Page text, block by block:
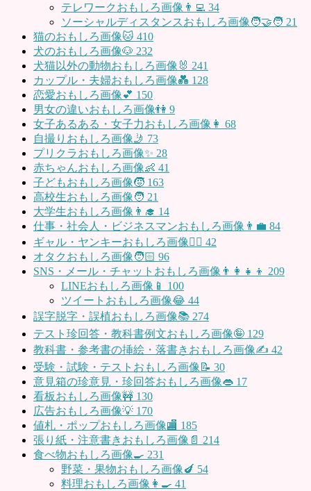
テレワークおもしろ画像👨‍💻 34
ソーシャルディスタンスおもしろ画像🧑‍🤝‍🧑 21
猫のおもしろ画像🐱 410
犬のおもしろ画像🐶 232
犬猫以外の動物おもしろ画像🐰 241
カップル・夫婦おもしろ画像💑 128
恋愛おもしろ画像💕 150
男女の違いおもしろ画像👫 9
女子あるある・女子力おもしろ画像👩 68
自撮りおもしろ画像🤳 73
プリクラおもしろ画像✨ 28
赤ちゃんおもしろ画像👶 41
子どもおもしろ画像🧒 163
高校生おもしろ画像🧑 21
大学生おもしろ画像👨‍🎓 14
仕事・社会人・ビジネスマンおもしろ画像👨‍💼 84
ギャル・ヤンキーおもしろ画像👱‍♀️ 42
オタクおもしろ画像🧑🏻 96
SNS・メール・チャットおもしろ画像👨‍👩‍👧‍👦 209
LINEおもしろ画像📱 100
ツイートおもしろ画像😂 44
誤字脱字・誤植おもしろ画像📚 274
テスト珍回答・教科書例文おもしろ画像🤪 129
教科書・参考書の挿絵・落書きおもしろ画像✍️ 42
受験・試験・テストおもしろ画像📝 30
意見箱の珍意見・珍回答おもしろ画像👄 17
看板おもしろ画像🚧 130
広告おもしろ画像💡 170
値札・ポップおもしろ画像🏬 185
張り紙・注意書きおもしろ画像📄 214
食べ物おもしろ画像🍳 231
野菜・果物おもしろ画像🍆 54
料理おもしろ画像👩‍🍳 41